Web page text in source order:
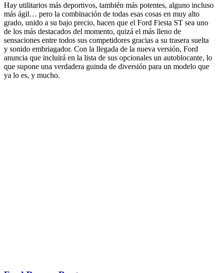
Hay utilitarios más deportivos, también más potentes, alguno incluso
más ágil… pero la combinación de todas esas cosas en muy alto
grado, unido a su bajo precio, hacen que el Ford Fiesta ST sea uno
de los más destacados del momento, quizá el más lleno de
sensaciones entre todos sus competidores gracias a su trasera suelta
y sonido embriagador. Con la llegada de la nueva versión, Ford
anuncia que incluirá en la lista de sus opcionales un autoblocante, lo
que supone una verdadera guinda de diversión para un modelo que
ya lo es, y mucho.